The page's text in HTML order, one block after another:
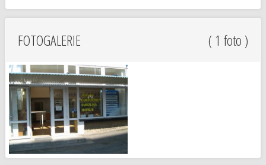
FOTOGALERIE ( 1 foto )